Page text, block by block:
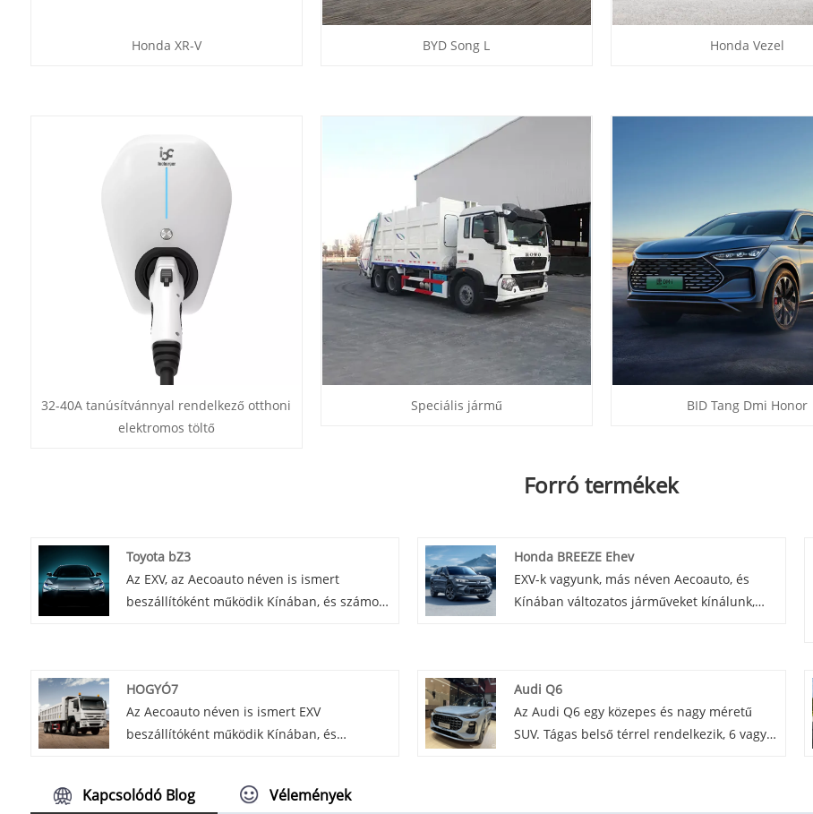
Honda XR-V BYD Song L Honda Vezel
32-40A tanúsítvánnyal rendelkező otthoni
elektromos töltő
Speciális jármű BID Tang Dmi Honor
Forró termékek
Toyota bZ3
Az EXV, az Aecoauto néven is ismert
beszállítóként működik Kínában, és számos
nagy hatótávolsággal és fejlett
technológiával.
Honda BREEZE Ehev
EXV-k vagyunk, más néven Aecoauto, és
Kínában változatos járműveket kínálunk,
Fit néven ismert. Az Ehev az autó hibrid
változatára utalhat, azaz egy elektromos
motorral és belső égésű motorral ellátott
HOGYÓ7
Az Aecoauto néven is ismert EXV
beszállítóként működik Kínában, és
nehéz teherautó-modellek közé tartozik,
Audi Q6
Az Audi Q6 egy közepes és nagy méretű
SUV. Tágas belső térrel rendelkezik, 6 vagy 7
Kapcsolódó Blog Vélemények